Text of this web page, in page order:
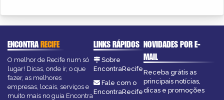
ENCONTRARECIFE
O melhor de Recife num só
lugar! Dicas, onde ir, o que
fazer, as melhores
empresas, locais, serviços e
muito mais no guia Encontra
LINKS RÁPIDOS
Sobre
EncontraRecife
Fale com o
EncontraRecife
NOVIDADES POR E-
MAIL
Receba grátis as
principais notícias,
dicas e promoções